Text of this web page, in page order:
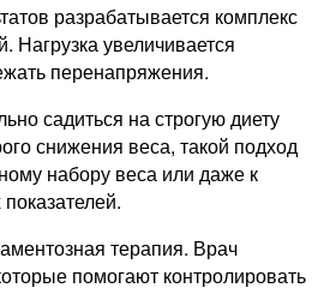
разрабатывается комплекс
Нагрузка увеличивается
перенапряжения.
садиться на строгую диету
снижения веса, такой подход
набору веса или даже к
терапия. Врач
помогают контролировать